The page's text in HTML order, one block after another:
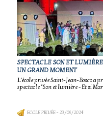
SPECTACLE SON ET
UN GRAND MOMENT
L'école privée Saint-Jean-Bosco a
spectacle "Son et lumière - Et si
ECOLE PRIVÉE- 23/09/2024